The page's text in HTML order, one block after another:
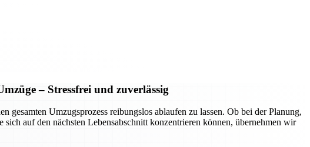
– Stressfrei und zuverlässig
Umzugsprozess reibungslos ablaufen zu lassen. Ob bei der Planung,
auf den nächsten Lebensabschnitt konzentrieren können, übernehmen wir